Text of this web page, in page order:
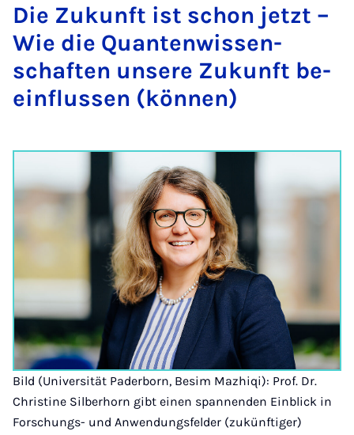
Die Zu­kunft ist schon jetzt –
Wie die Quan­ten­wis­sen­
schaf­ten un­se­re Zu­kunft be­
ein­flus­sen (kön­nen)
Bild (Universität Paderborn, Besim Mazhiqi): Prof. Dr.
Christine Silberhorn gibt einen spannenden Einblick in
Forschungs- und Anwendungsfelder (zukünftiger)